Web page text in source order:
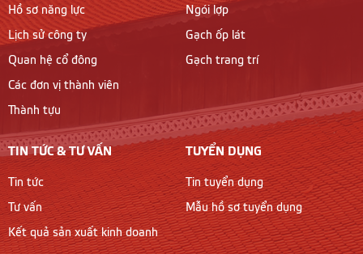
Hồ sơ năng lực
Lịch sử công ty
Quan hệ cổ đông
Các đơn vị thành viên
Thành tựu
Ngói lợp
Gạch ốp lát
Gạch trang trí
TIN TỨC & TƯ VẤN
Tin tức
Tư vấn
Kết quả sản xuất kinh doanh
TUYỂN DỤNG
Tin tuyển dụng
Mẫu hồ sơ tuyển dụng